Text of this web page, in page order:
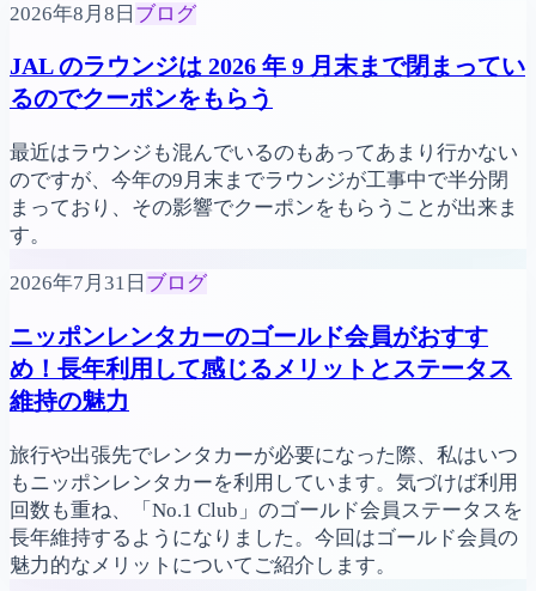
2026年8月8日 ブログ
JAL のラウンジは 2026 年 9 月末まで閉まってい
るのでクーポンをもらう
最近はラウンジも混んでいるのもあってあまり行かない
のですが、今年の9月末までラウンジが工事中で半分閉
まっており、その影響でクーポンをもらうことが出来ま
す。
2026年7月31日 ブログ
ニッポンレンタカーのゴールド会員がおすす
め！長年利用して感じるメリットとステータス
維持の魅力
旅行や出張先でレンタカーが必要になった際、私はいつ
もニッポンレンタカーを利用しています。気づけば利用
回数も重ね、「No.1 Club」のゴールド会員ステータスを
長年維持するようになりました。今回はゴールド会員の
魅力的なメリットについてご紹介します。